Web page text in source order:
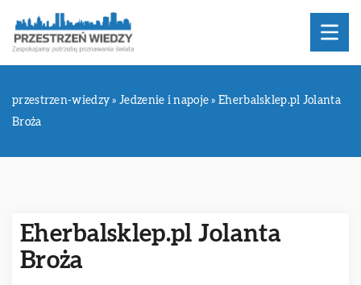
przestrzen-wiedzy »Jedzenie i napoje »Eherbalsklep.pl Jolanta
Broża
Eherbalsklep.pl Jolanta
Broża